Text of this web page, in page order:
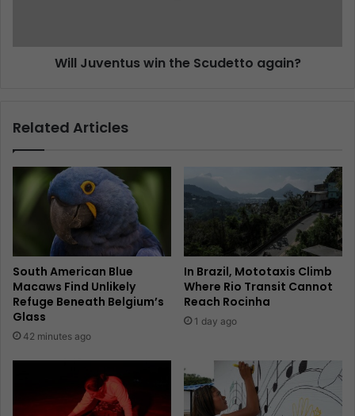
Will Juventus win the Scudetto again?
Related Articles
South American Blue
Macaws Find Unlikely
Refuge Beneath Belgium’s
Glass
42 minutes ago
In Brazil, Mototaxis Climb
Where Rio Transit Cannot
Reach Rocinha
1 day ago